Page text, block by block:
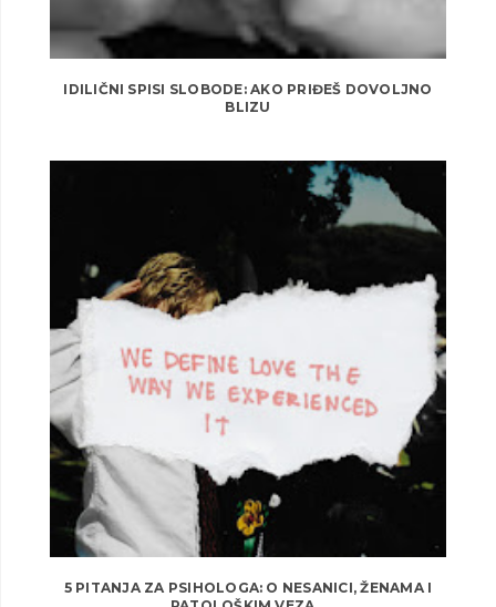
IDILIČNI SPISI SLOBODE: AKO PRIĐEŠ DOVOLJNO
BLIZU
5 PITANJA ZA PSIHOLOGA: O NESANICI, ŽENAMA I